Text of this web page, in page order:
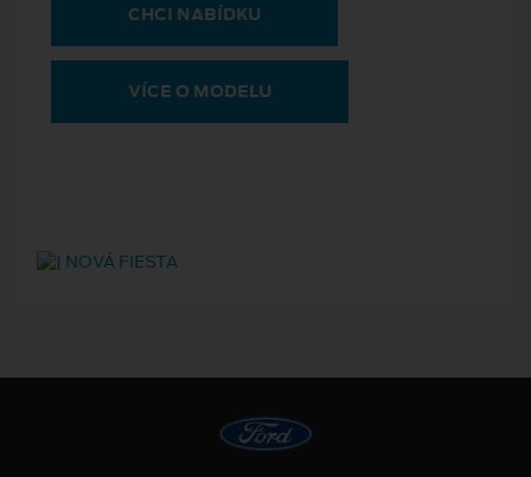
CHCI NABÍDKU
VÍCE O MODELU